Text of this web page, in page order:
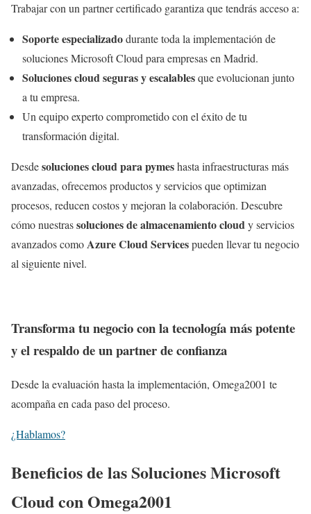
Trabajar con un partner certificado garantiza que tendrás acceso a:
Soporte especializadodurante toda la implementación de
soluciones Microsoft Cloud para empresas en Madrid.
Soluciones cloud seguras y escalablesque evolucionan junto
a tu empresa.
Un equipo experto comprometido con el éxito de tu
transformación digital.
Desdesoluciones cloud para pymeshasta infraestructuras más
avanzadas, ofrecemos productos y servicios que optimizan
procesos, reducen costos y mejoran la colaboración. Descubre
cómo nuestrassoluciones de almacenamiento cloudy servicios
avanzados comoAzure Cloud Servicespueden llevar tu negocio
al siguiente nivel.
Transforma tu negocio con la tecnología más potente
y el respaldo de un partner de confianza
Desde la evaluación hasta la implementación, Omega2001 te
acompaña en cada paso del proceso.
¿Hablamos?
Beneficios de las Soluciones Microsoft
Cloud con Omega2001